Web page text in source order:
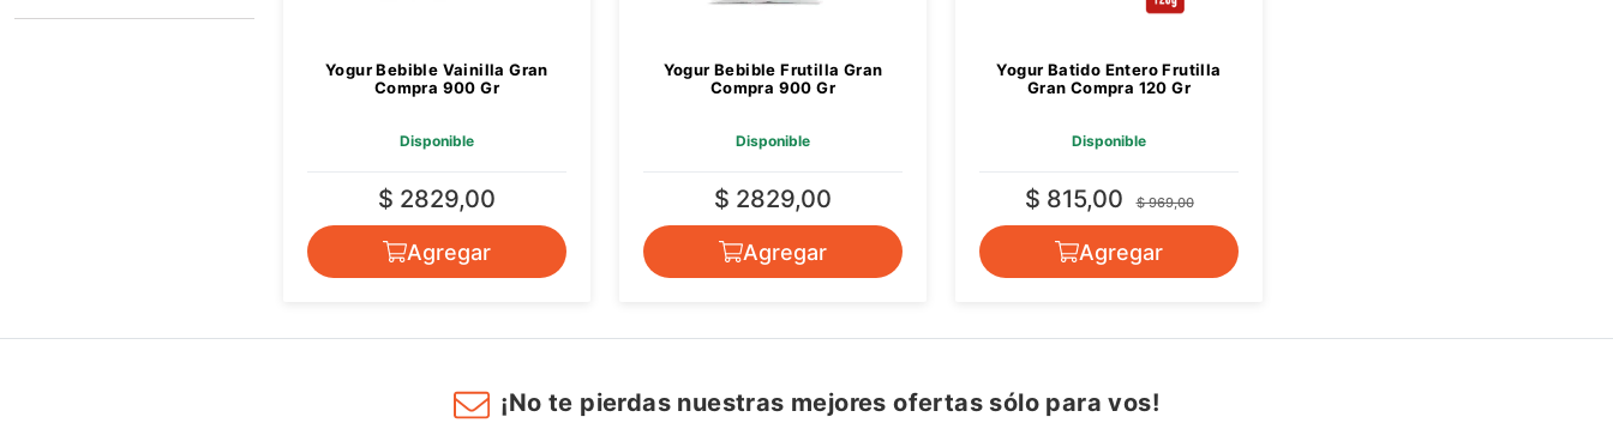
GRAN COMPRA
Yogur Bebible Vainilla Gran
Compra 900 Gr
Disponible
$ 2829,00
Agregar
Yogur Bebible Frutilla Gran
Compra 900 Gr
Disponible
$ 2829,00
Agregar
Yogur Batido Entero Frutilla
Gran Compra 120 Gr
Disponible
$ 815,00 $ 969,00
Agregar
¡No te pierdas nuestras mejores ofertas sólo para vos!